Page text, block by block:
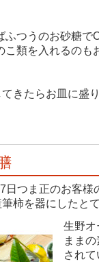
ふつうのお砂糖で
こ類を入れるのも
きたらお皿に盛
日つま正のお客様
柿を器にしたと
生野オ
まま
され